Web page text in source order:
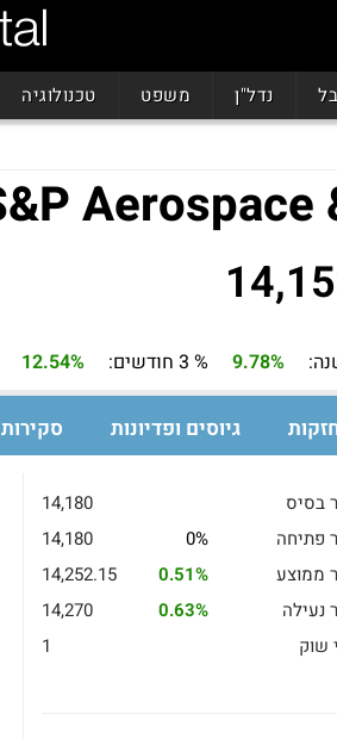
נדל"ן משפט טכנולוגיה
9.78% % 3 חודשים: 12.54%
גיוסים ופדיונות סקירות
בסיס
14,180
פתיחה
0%
14,180
ממוצע
0.51%
14,252.15
נעילה
0.63%
14,270
שוק
1